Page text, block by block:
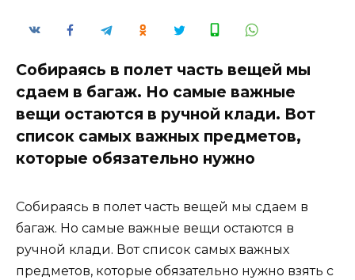
Собираясь в полет часть вещей мы
сдаем в багаж. Но самые важные
вещи остаются в ручной клади. Вот
список самых важных предметов,
которые обязательно нужно
Собираясь в полет часть вещей мы сдаем в
багаж. Но самые важные вещи остаются в
ручной клади. Вот список самых важных
предметов, которые обязательно нужно взять с